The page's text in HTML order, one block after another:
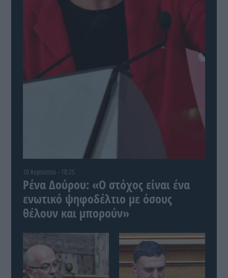
10 Αυγούστου - 18:25
Ρένα Δούρου: «Ο στόχος είναι ένα
ενωτικό ψηφοδέλτιο με όσους
θέλουν και μπορούν»